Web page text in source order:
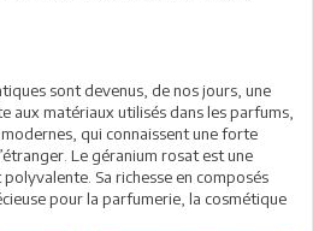
sont devenus, de nos jours, une
aux matériaux utilisés dans les parfums,
qui connaissent une forte
Le géranium rosat est une
Sa richesse en composés
pour la parfumerie, la cosmétique